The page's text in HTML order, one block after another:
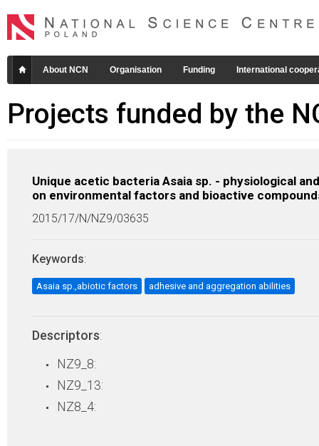
About NCN Organisation Funding International
Projects funded by the
Unique acetic bacteria Asaia sp. - physiological
on environmental factors and bioactive
2015/17/N/NZ9/03635
Keywords:
Asaia sp.,abiotic factors adhesive and aggregation abilities
Descriptors:
NZ9_8:
NZ9_13:
NZ8_4: